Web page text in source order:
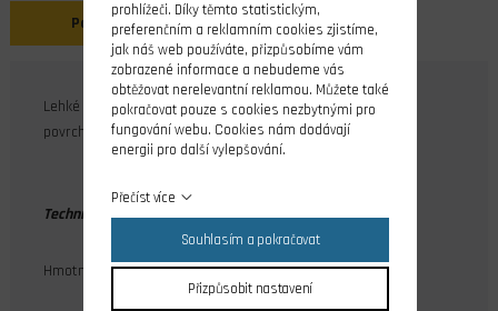
Popis
Lehké kolo mm s pěnovou pneumatikou s kompaktním
povrchem. Nenasákavé, nedeformuje se váhou modelu.
Technické parametry:
Hmotnost: 2,5 g
prohlížeči. Díky těmto statistickým,
preferenčním a reklamním cookies zjistíme,
jak náš web používáte, přizpůsobíme vám
zobrazené informace a nebudeme vás
obtěžovat nerelevantní reklamou. Můžete také
pokračovat pouze s cookies nezbytnými pro
fungování webu. Cookies nám dodávají
energii pro další vylepšování.
Přečíst více
Souhlasím a pokračovat
Přizpůsobit nastavení